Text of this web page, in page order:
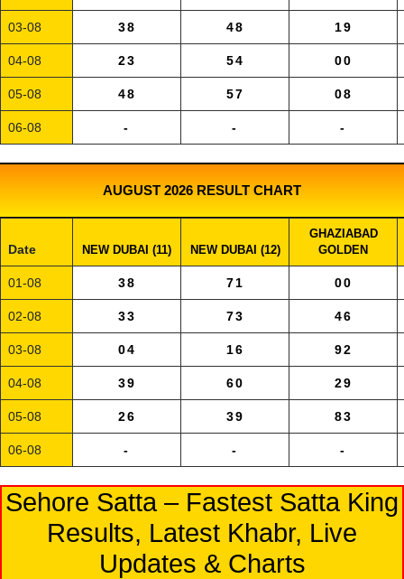
03-08 38 48 19
04-08 23 54 00
05-08 48 57 08
06-08 - - -
AUGUST 2026 RESULT CHART
Date NEW DUBAI (11) NEW DUBAI (12)
GHAZIABAD
GOLDEN
01-08 38 71 00
02-08 33 73 46
03-08 04 16 92
04-08 39 60 29
05-08 26 39 83
06-08 - - -
Sehore Satta – Fastest Satta King
Results, Latest Khabr, Live
Updates & Charts